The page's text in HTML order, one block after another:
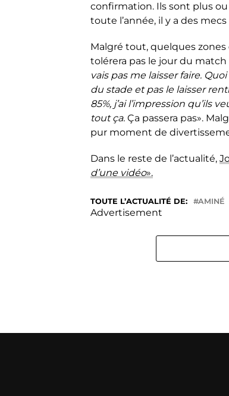
confirmation. Ils sont plus
toute l’année, il y a des
Malgré tout, quelques zones
tolérera pas le jour du match
vais pas me laisser faire.
du stade et pas le laisser
85%, j’ai l’impression
tout ça. Ça passera pas».
pur moment de
Dans le reste de l’actualité,
d’une vidéo».
TOUTE L’ACTUALITÉ DE: AMINÉ
Advertisement